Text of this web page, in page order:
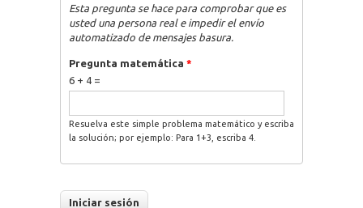
Esta pregunta se hace para comprobar que es
usted una persona real e impedir el envío
automatizado de mensajes basura.
Pregunta matemática *
6 + 4 =
Resuelva este simple problema matemático y escriba
la solución; por ejemplo: Para 1+3, escriba 4.